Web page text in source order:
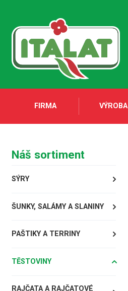
FIRMA VÝROBA
Náš sortiment
SÝRY
ŠUNKY, SALÁMY A SLANINY
PAŠTIKY A TERRINY
TĚSTOVINY
RAJČATA A RAJČATOVÉ